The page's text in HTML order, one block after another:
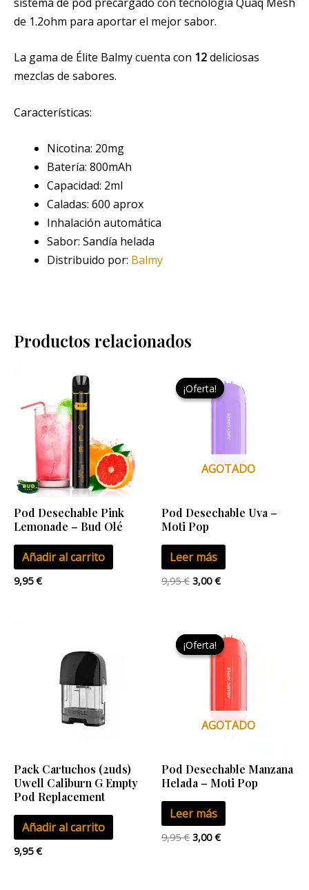
de 1.2ohm para aportar el mejor sabor.
La gama de Élite Balmy cuenta con 12deliciosas
mezclas de sabores.
Características:
Nicotina: 20mg
Batería: 800mAh
Capacidad: 2ml
Caladas: 600 aprox
Inhalación automática
Sabor: Sandía helada
Distribuido por: Balmy
Productos relacionados
Pod Desechable Pink
Lemonade – Bud Olé
Añadir al carrito
9,95€
¡Oferta!
AGOTADO
¡Oferta!
Pod Desechable Uva –
Moti Pop
Leer más
9,95€
precio
original
era:
3,00€
precio
actual
3,00 €.
Pack Cartuchos (2uds)
Uwell Caliburn G Empty
Pod Replacement
Añadir al carrito
9,95€
¡Oferta!
AGOTADO
¡Oferta!
Pod Desechable Manzana
Helada – Moti Pop
Leer más
9,95€
precio
original
era:
3,00€
precio
actual
3,00 €.